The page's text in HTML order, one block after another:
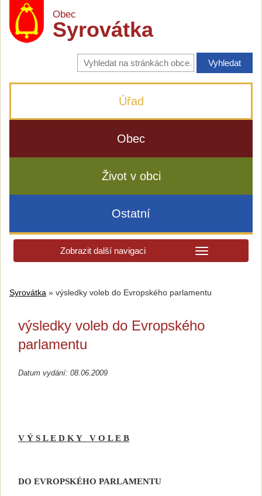
Obec
Syrovátka
Vyhledávání
na
stránkách
Úřad
Obec
Život v obci
Ostatní
Zobrazit další navigaci
Syrovátka » výsledky voleb do Evropského parlamentu
výsledky voleb do Evropského
parlamentu
Datum vydání: 08.06.2009
V Ý S L E D K Y V O L E B
DO EVROPSKÉHO PARLAMENTU